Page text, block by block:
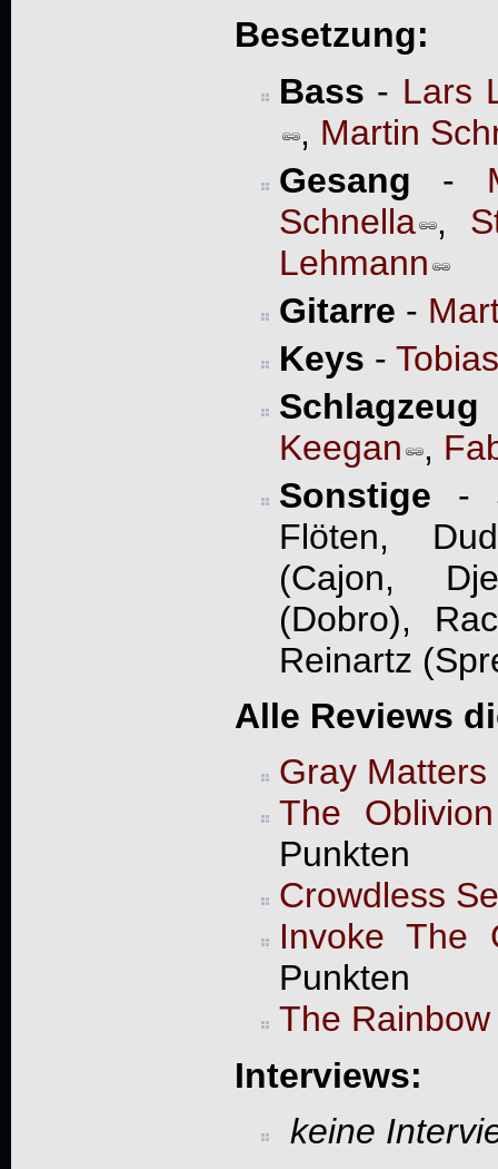
Besetzung:
Bass - Lars
, Martin
Gesang -
Schnella ,
Lehmann
Gitarre -
Keys -
Schlagzeug
Keegan ,
Sonstige -
Flöten,
(Cajon,
(Dobro),
Reinartz
Alle Reviews
Gray Matters
The
Punkten
Crowdless
Invoke The
Punkten
The Rainbow
Interviews:
keine